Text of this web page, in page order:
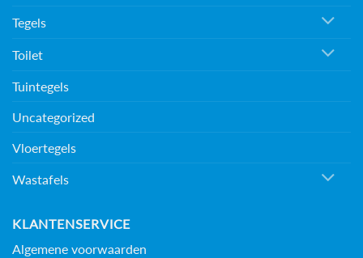
Tegels
Toilet
Tuintegels
Uncategorized
Vloertegels
Wastafels
KLANTENSERVICE
Algemene voorwaarden